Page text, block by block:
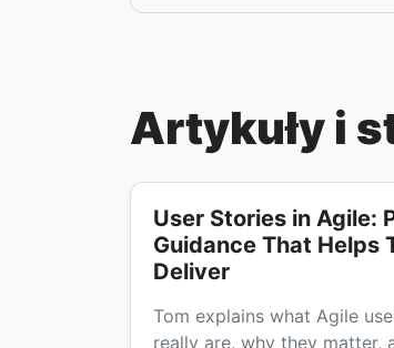
Artykuły i
User Stories in Agile:
Guidance That Helps
Deliver
Tom explains what Agile
really are, why they matter,